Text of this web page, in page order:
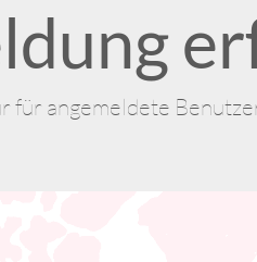
für angemeldete